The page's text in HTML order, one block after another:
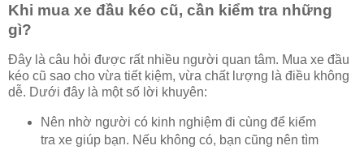
Khi mua xe đầu kéo cũ, cần kiểm tra những
gì?
Đây là câu hỏi được rất nhiều người quan tâm. Mua xe đầu
kéo cũ sao cho vừa tiết kiệm, vừa chất lượng là điều không
dễ. Dưới đây là một số lời khuyên:
Nên nhờ người có kinh nghiệm đi cùng để kiểm
tra xe giúp bạn. Nếu không có, bạn cũng nên tìm